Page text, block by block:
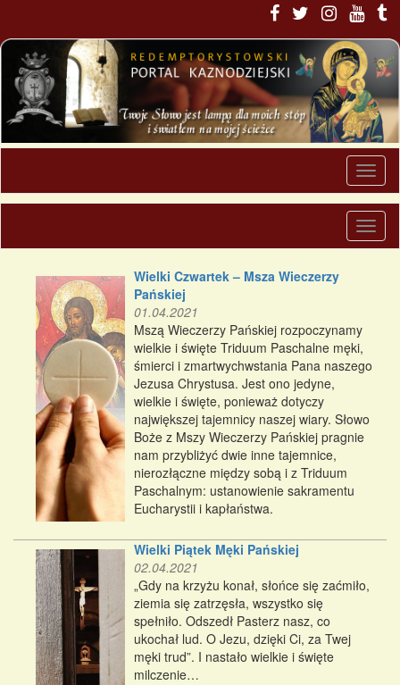
Wielki Czwartek – Msza Wieczerzy
Pańskiej
01.04.2021
Mszą Wieczerzy Pańskiej rozpoczynamy
wielkie i święte Triduum Paschalne męki,
śmierci i zmartwychwstania Pana naszego
Jezusa Chrystusa. Jest ono jedyne,
wielkie i święte, ponieważ dotyczy
największej tajemnicy naszej wiary. Słowo
Boże z Mszy Wieczerzy Pańskiej pragnie
nam przybliżyć dwie inne tajemnice,
nierozłączne między sobą i z Triduum
Paschalnym: ustanowienie sakramentu
Eucharystii i kapłaństwa.
Wielki Piątek Męki Pańskiej
02.04.2021
„Gdy na krzyżu konał, słońce się zaćmiło,
ziemia się zatrzęsła, wszystko się
spełniło. Odszedł Pasterz nasz, co
ukochał lud. O Jezu, dzięki Ci, za Twej
męki trud”. I nastało wielkie i święte
milczenie…